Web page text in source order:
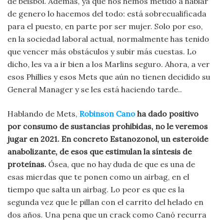
de genero lo hacemos del todo: está sobrecualificada
para el puesto, en parte por ser mujer. Solo por eso,
en la sociedad laboral actual, normalmente has tenido
que vencer más obstáculos y subir más cuestas. Lo
dicho, les va a ir bien a los Marlins seguro. Ahora, a ver
esos Phillies y esos Mets que aún no tienen decidido su
General Manager y se les está haciendo tarde..
Hablando de Mets, Robinson Cano ha dado positivo
por consumo de sustancias prohibidas, no le veremos
jugar en 2021. En concreto Estanozonol, un esteroide
anabolizante, de esos que estimulan la síntesis de
proteínas. Ósea, que no hay duda de que es una de
esas mierdas que te ponen como un airbag, en el
tiempo que salta un airbag. Lo peor es que es la
segunda vez que le pillan con el carrito del helado en
dos años. Una pena que un crack como Canó recurra